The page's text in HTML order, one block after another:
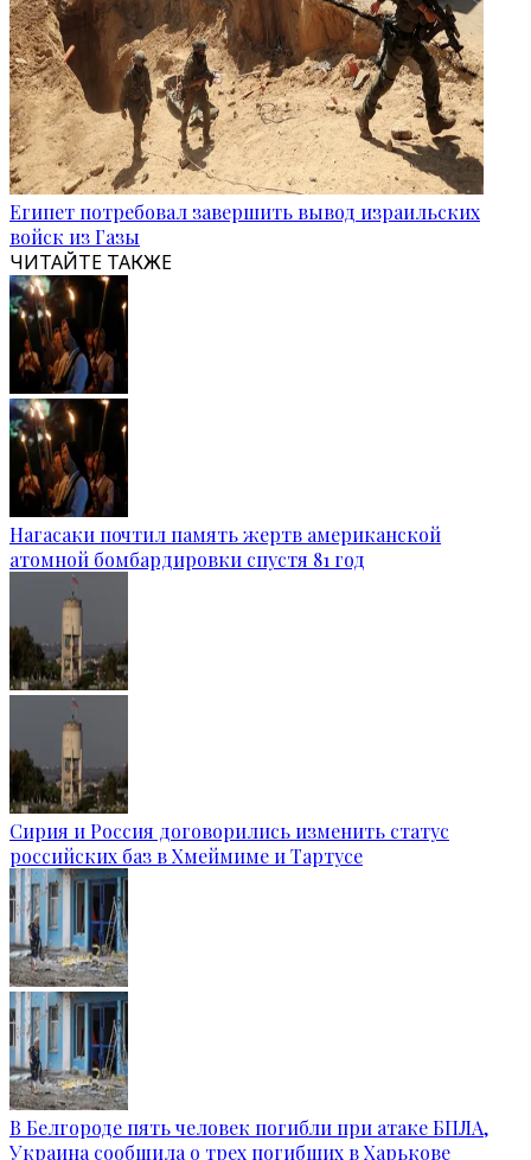
Египет потребовал завершить вывод израильских
войск из Газы
ЧИТАЙТЕ ТАКЖЕ
Нагасаки почтил память жертв американской
атомной бомбардировки спустя 81 год
Сирия и Россия договорились изменить статус
российских баз в Хмеймиме и Тартусе
В Белгороде пять человек погибли при атаке БПЛА,
Украина сообщила о трех погибших в Харькове